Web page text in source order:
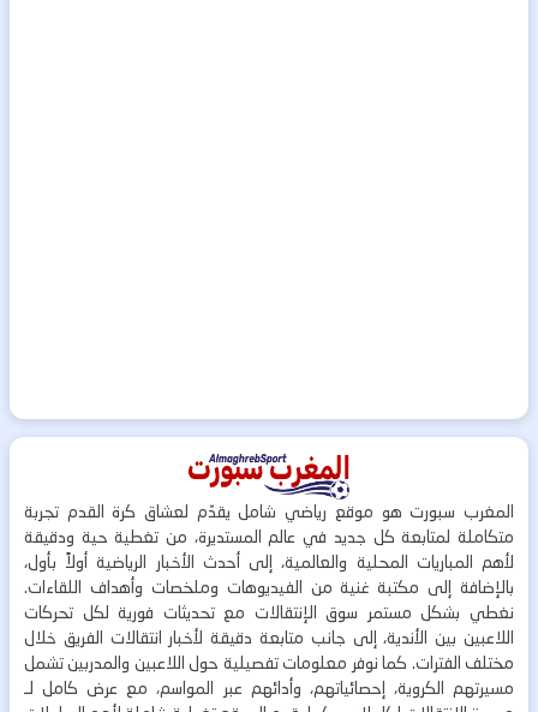
المغرب سبورت هو موقع رياضي شامل يقدّم لعشاق كرة القدم تجربة
متكاملة لمتابعة كل جديد في عالم المستديرة، من تغطية حية ودقيقة
لأهم المباريات المحلية والعالمية، إلى أحدث الأخبار الرياضية أولاً بأول،
بالإضافة إلى مكتبة غنية من الفيديوهات وملخصات وأهداف اللقاءات.
نغطي بشكل مستمر سوق الإنتقالات مع تحديثات فورية لكل تحركات
اللاعبين بين الأندية، إلى جانب متابعة دقيقة لأخبار انتقالات الفريق خلال
مختلف الفترات. كما نوفر معلومات تفصيلية حول اللاعبين والمدربين تشمل
مسيرتهم الكروية، إحصائياتهم، وأدائهم عبر المواسم، مع عرض كامل لـ